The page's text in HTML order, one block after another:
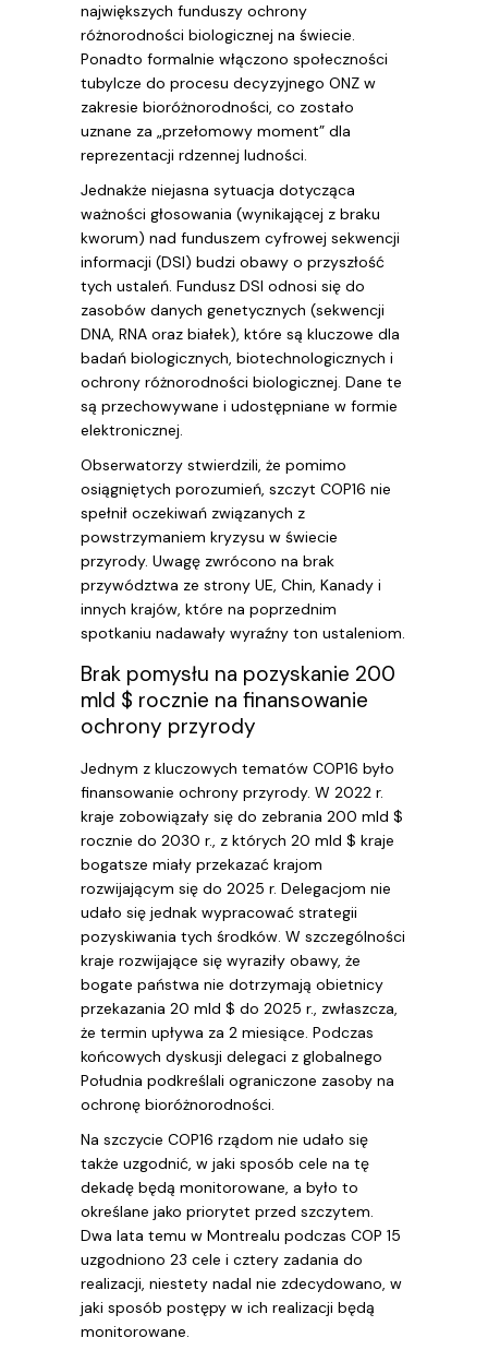
największych funduszy ochrony
różnorodności biologicznej na świecie.
Ponadto formalnie włączono społeczności
tubylcze do procesu decyzyjnego ONZ w
zakresie bioróżnorodności, co zostało
uznane za „przełomowy moment” dla
reprezentacji rdzennej ludności.
Jednakże niejasna sytuacja dotycząca
ważności głosowania (wynikającej z braku
kworum) nad funduszem cyfrowej sekwencji
informacji (DSI) budzi obawy o przyszłość
tych ustaleń. Fundusz DSI odnosi się do
zasobów danych genetycznych (sekwencji
DNA, RNA oraz białek), które są kluczowe dla
badań biologicznych, biotechnologicznych i
ochrony różnorodności biologicznej. Dane te
są przechowywane i udostępniane w formie
elektronicznej.
Obserwatorzy stwierdzili, że pomimo
osiągniętych porozumień, szczyt COP16 nie
spełnił oczekiwań związanych z
powstrzymaniem kryzysu w świecie
przyrody. Uwagę zwrócono na brak
przywództwa ze strony UE, Chin, Kanady i
innych krajów, które na poprzednim
spotkaniu nadawały wyraźny ton ustaleniom.
Brak pomysłu na pozyskanie 200
mld $ rocznie na finansowanie
ochrony przyrody
Jednym z kluczowych tematów COP16 było
finansowanie ochrony przyrody. W 2022 r.
kraje zobowiązały się do zebrania 200 mld $
rocznie do 2030 r., z których 20 mld $ kraje
bogatsze miały przekazać krajom
rozwijającym się do 2025 r. Delegacjom nie
udało się jednak wypracować strategii
pozyskiwania tych środków. W szczególności
kraje rozwijające się wyraziły obawy, że
bogate państwa nie dotrzymają obietnicy
przekazania 20 mld $ do 2025 r., zwłaszcza,
że termin upływa za 2 miesiące. Podczas
końcowych dyskusji delegaci z globalnego
Południa podkreślali ograniczone zasoby na
ochronę bioróżnorodności.
Na szczycie COP16 rządom nie udało się
także uzgodnić, w jaki sposób cele na tę
dekadę będą monitorowane, a było to
określane jako priorytet przed szczytem.
Dwa lata temu w Montrealu podczas COP 15
uzgodniono 23 cele i cztery zadania do
realizacji, niestety nadal nie zdecydowano, w
jaki sposób postępy w ich realizacji będą
monitorowane.